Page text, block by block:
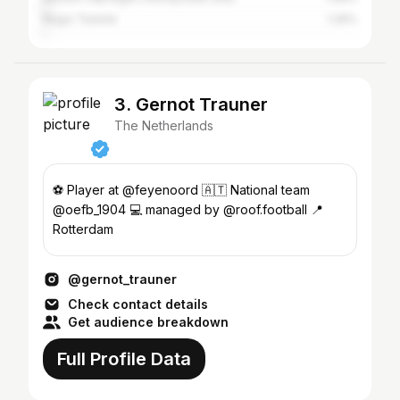
3. Gernot Trauner
The Netherlands
⚽️ Player at @feyenoord 🇦🇹 National team
@oefb_1904 💻 managed by @roof.football 📍
Rotterdam
@gernot_trauner
Check contact details
Get audience breakdown
Full Profile Data